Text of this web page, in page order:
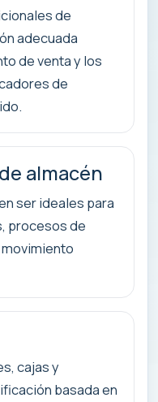
de
adecuada
de venta y los
de
almacén
ser ideales para
procesos de
cajas y
basada en